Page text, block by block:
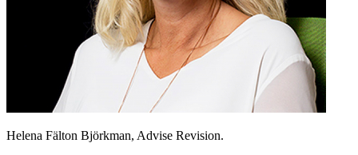
Helena Fälton Björkman, Advise Revision.